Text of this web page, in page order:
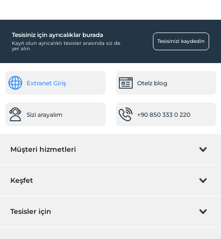
Tesisiniz için ayrıcalıklar burada
Kayıt olun ayrıcalıklı tesisler arasında siz de
yer alın
Tesisinizi kaydedin
Extranet Giriş Otelz blog
Sizi arayalım +90 850 333 0 220
Müşteri hizmetleri
Rezervasyon yönet
Keşfet
Hediye Kart
Tesisler için